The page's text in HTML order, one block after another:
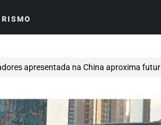
na China aproxima futuro do trânsito aéreo urbano